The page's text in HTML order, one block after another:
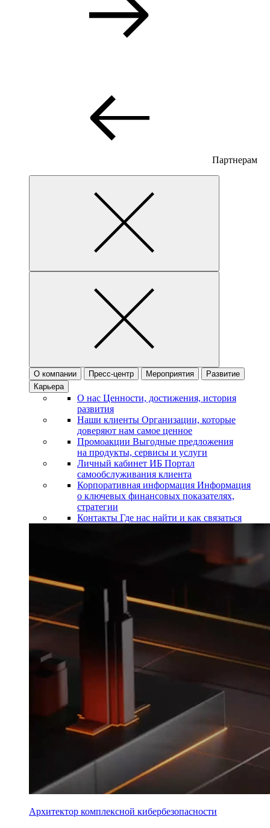
Партнерам
О компании Пресс-центр Мероприятия
Развитие
Карьера
О нас Ценности, достижения, история
развития
Наши клиенты Организации, которые
доверяют нам самое ценное
Промоакции Выгодные предложения
на продукты, сервисы и услуги
Личный кабинет ИБ Портал
самообслуживания клиента
Корпоративная информация Информация
о ключевых финансовых показателях,
стратегии
Контакты Где нас найти и как связаться
Архитектор комплексной кибербезопасности